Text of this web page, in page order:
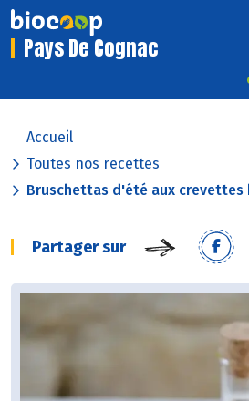
Pays De Cognac
Accueil
Toutes nos recettes
Bruschettas d'été aux crevettes
Partager sur